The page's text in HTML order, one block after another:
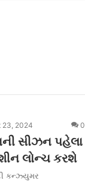
23, 2024 0
સીઝન પહેલા
લોન્ચ કરશે
કન્ઝ્યુમર